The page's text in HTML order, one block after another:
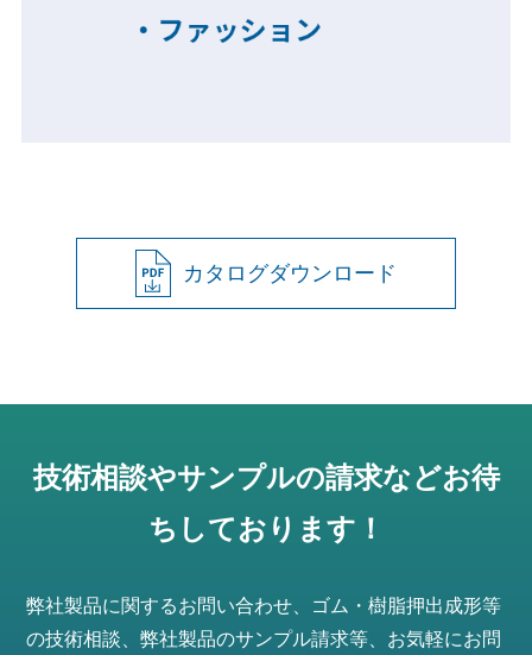
カタログダウンロード
技術相談やサンプルの請求などお待
ちしております！
弊社製品に関するお問い合わせ、ゴム・樹脂押出成形等
の技術相談、弊社製品のサンプル請求等、お気軽にお問